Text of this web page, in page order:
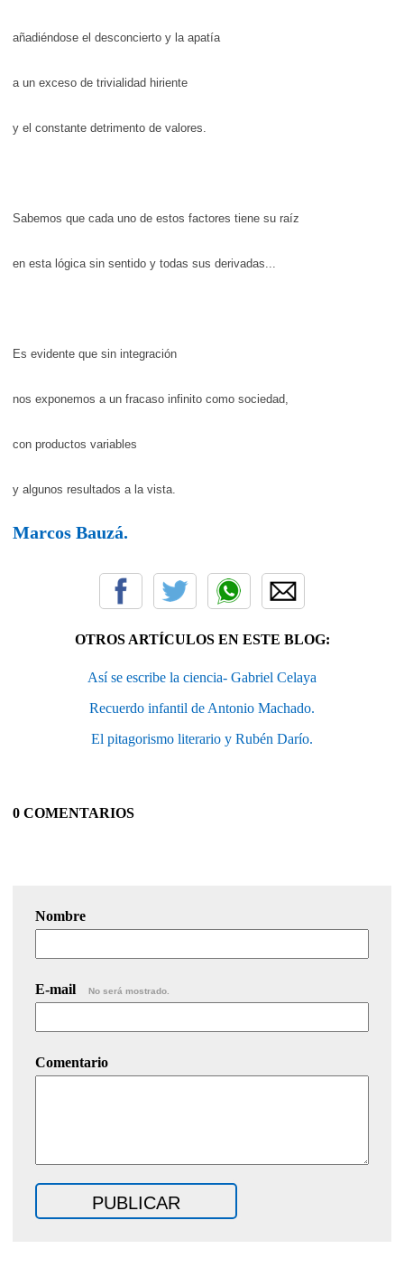
añadiéndose el desconcierto y la apatía
a un exceso de trivialidad hiriente
y el constante detrimento de valores.
Sabemos que cada uno de estos factores tiene su raíz
en esta lógica sin sentido y todas sus derivadas...
Es evidente que sin integración
nos exponemos a un fracaso infinito como sociedad,
con productos variables
y algunos resultados a la vista.
Marcos Bauzá.
OTROS ARTÍCULOS EN ESTE BLOG:
Así se escribe la ciencia- Gabriel Celaya
Recuerdo infantil de Antonio Machado.
El pitagorismo literario y Rubén Darío.
0 COMENTARIOS
Nombre
E-mail No será mostrado.
Comentario